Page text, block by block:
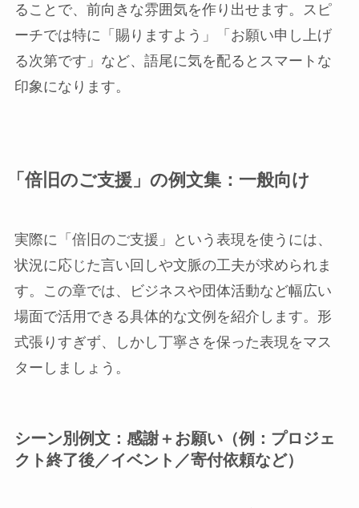
ることで、前向きな雰囲気を作り出せます。スピ
ーチでは特に「賜りますよう」「お願い申し上げ
る次第です」など、語尾に気を配るとスマートな
印象になります。
「倍旧のご支援」の例文集：一般向け
実際に「倍旧のご支援」という表現を使うには、
状況に応じた言い回しや文脈の工夫が求められま
す。この章では、ビジネスや団体活動など幅広い
場面で活用できる具体的な文例を紹介します。形
式張りすぎず、しかし丁寧さを保った表現をマス
ターしましょう。
シーン別例文：感謝＋お願い（例：プロジェ
クト終了後／イベント／寄付依頼など）